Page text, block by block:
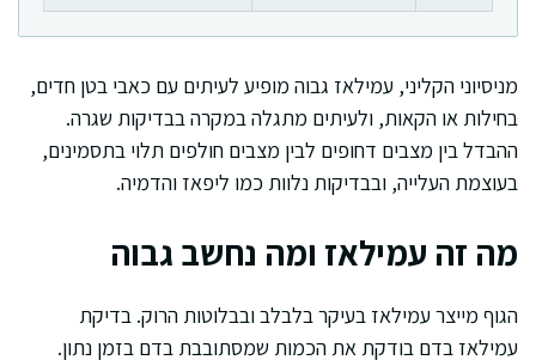
מניסיוני הקליני, עמילאז גבוה מופיע לעיתים עם כאבי בטן חדים,
בחילות או הקאות, ולעיתים מתגלה במקרה בבדיקות שגרה.
ההבדל בין מצבים דחופים לבין מצבים חולפים תלוי בתסמינים,
בעוצמת העלייה, ובבדיקות נלוות כמו ליפאז והדמיה.
מה זה עמילאז ומה נחשב גבוה
הגוף מייצר עמילאז בעיקר בלבלב ובבלוטות הרוק. בדיקת
עמילאז בדם בודקת את הכמות שמסתובבת בדם בזמן נתון.